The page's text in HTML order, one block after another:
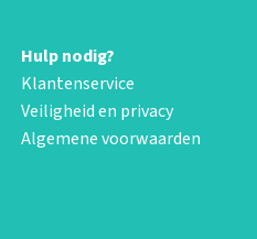
Hulp nodig?
Klantenservice
Veiligheid en privacy
Algemene voorwaarden